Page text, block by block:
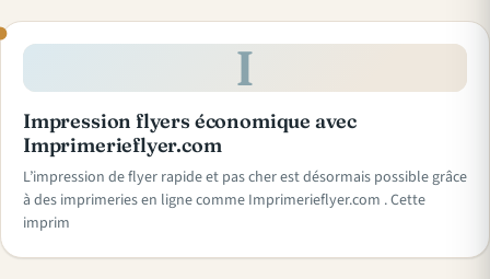
I
Impression flyers économique avec
Imprimerieflyer.com
L’impression de flyer rapide et pas cher est désormais possible grâce
à des imprimeries en ligne comme Imprimerieflyer.com . Cette
imprim